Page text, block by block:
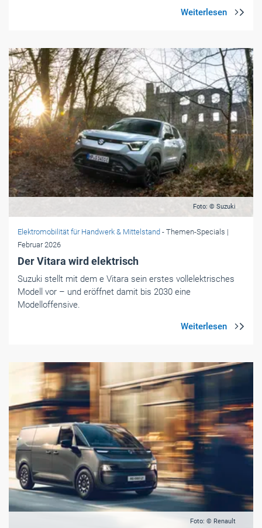
Foto: © Suzuki
Elektromobilität für Handwerk & Mittelstand - Themen-Specials |
Februar 2026
Der Vitara wird elektrisch
Suzuki stellt mit dem e Vitara sein erstes vollelektrisches
Modell vor – und eröffnet damit bis 2030 eine
Modelloffensive.
Foto: © Renault